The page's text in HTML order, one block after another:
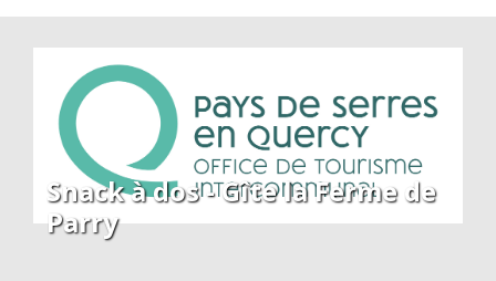
Snack à dos - Gîte la Ferme de
Parry